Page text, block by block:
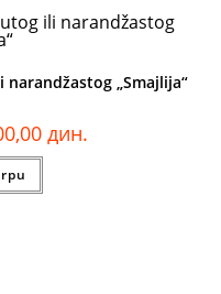
„Smajlija“
дин.